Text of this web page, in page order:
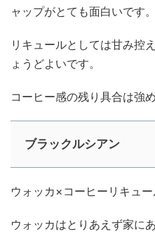
ャップがとても面白いです。
リキュールとしては甘み控
ょうどよいです。
コーヒー感の残り具合は強め
ブラックルシアン
ウォッカ×コーヒーリキュー
ウォッカはとりあえず家に